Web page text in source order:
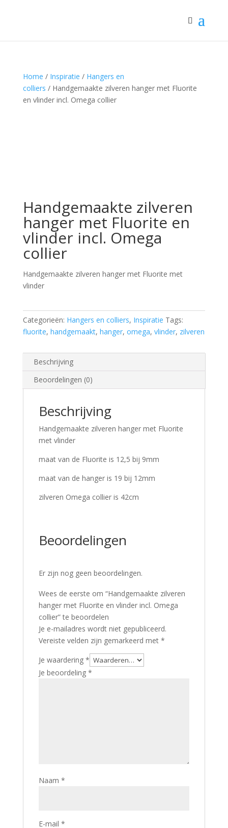
Home / Inspiratie / Hangers en
colliers / Handgemaakte zilveren hanger met Fluorite
en vlinder incl. Omega collier
Handgemaakte zilveren
hanger met Fluorite en
vlinder incl. Omega
collier
Handgemaakte zilveren hanger met Fluorite met
vlinder
Categorieën: Hangers en colliers, Inspiratie Tags:
fluorite, handgemaakt, hanger, omega, vlinder, zilveren
Beschrijving
Beoordelingen (0)
Beschrijving
Handgemaakte zilveren hanger met Fluorite
met vlinder
maat van de Fluorite is 12,5 bij 9mm
maat van de hanger is 19 bij 12mm
zilveren Omega collier is 42cm
Beoordelingen
Er zijn nog geen beoordelingen.
Wees de eerste om “Handgemaakte zilveren
hanger met Fluorite en vlinder incl. Omega
collier” te beoordelen
Je e-mailadres wordt niet gepubliceerd.
Vereiste velden zijn gemarkeerd met *
Je waardering *
Je beoordeling *
Naam *
E-mail *